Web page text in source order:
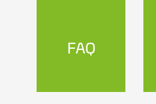
FAQ